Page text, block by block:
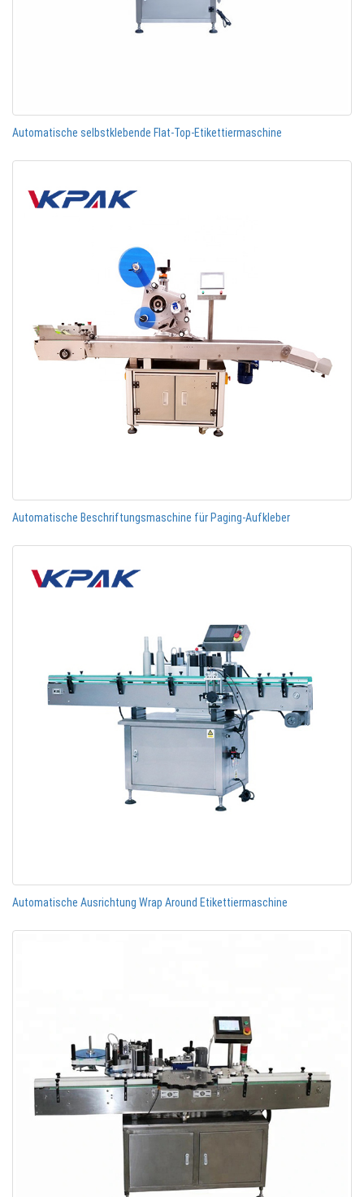
Automatische selbstklebende Flat-Top-Etikettiermaschine
Automatische Beschriftungsmaschine für Paging-Aufkleber
Automatische Ausrichtung Wrap Around Etikettiermaschine